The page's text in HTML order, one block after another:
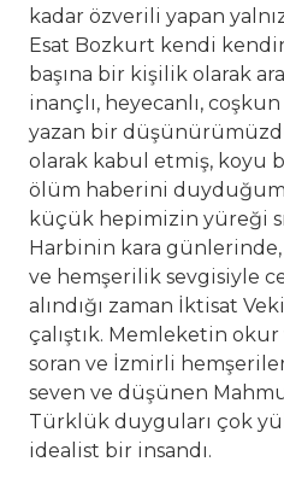
kadar özverili yapan
Esat Bozkurt kendi
başına bir kişilik olarak
inançlı, heyecanlı,
yazan bir
olarak kabul etmiş, koyu
ölüm haberini
küçük hepimizin yüreği
Harbinin kara
ve hemşerilik sevgisiyle
alındığı zaman İktisat
çalıştık. Memleketin okur
soran ve İzmirli
seven ve düşünen
Türklük duyguları çok
idealist bir insandı.